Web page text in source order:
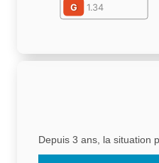
G
1.34
Depuis 3 ans, la situation